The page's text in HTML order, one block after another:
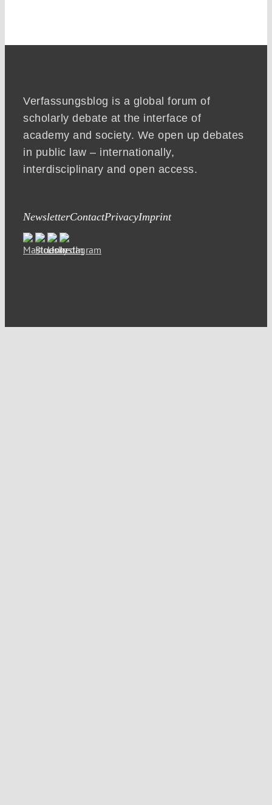
Verfassungsblog is a global forum of
scholarly debate at the interface of
academy and society. We open up debates
in public law – internationally,
interdisciplinary and open access.
NewsletterContactPrivacyImprint